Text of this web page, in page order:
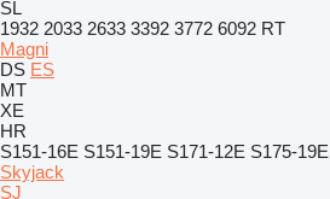
SL
1932 2033 2633 3392 3772 6092 RT
Magni
DS ES
MT
XE
HR
S151-16E S151-19E S171-12E S175-19E
Skyjack
SJ